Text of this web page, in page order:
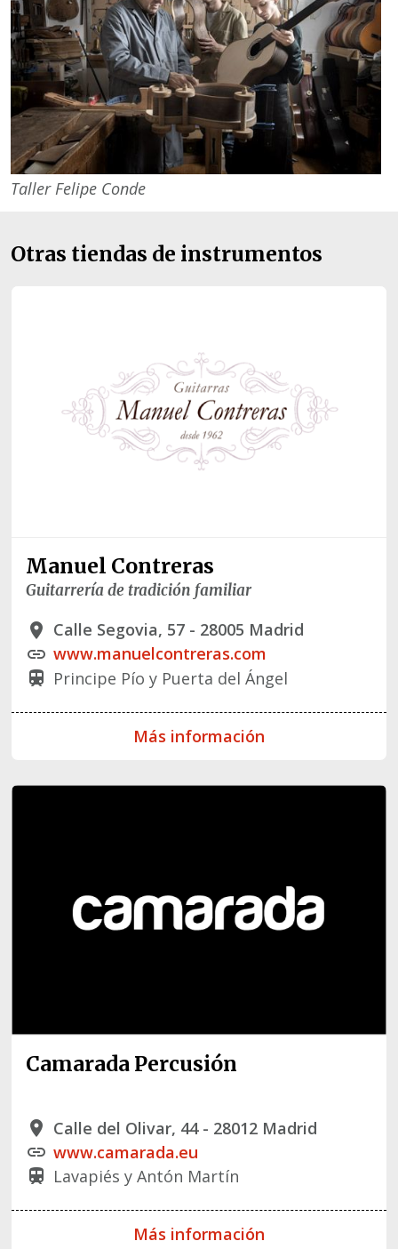
Taller Felipe Conde
Otras tiendas de instrumentos
Manuel Contreras
Guitarrería de tradición familiar
place Calle Segovia, 57 - 28005 Madrid
link www.manuelcontreras.com
train Principe Pío y Puerta del Ángel
Más información
Camarada Percusión
place Calle del Olivar, 44 - 28012 Madrid
link www.camarada.eu
train Lavapiés y Antón Martín
Más información